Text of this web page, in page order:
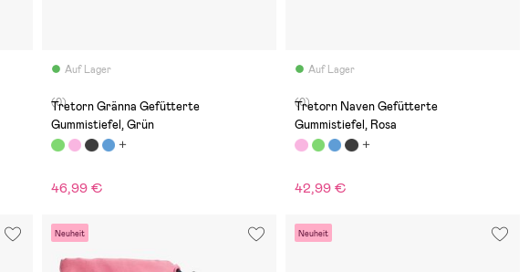
Auf Lager
(0)
Tretorn Gränna Gefütterte
Gummistiefel, Grün
46,99 €
Auf Lager
(0)
Tretorn Naven Gefütterte
Gummistiefel, Rosa
42,99 €
Neuheit Neuheit